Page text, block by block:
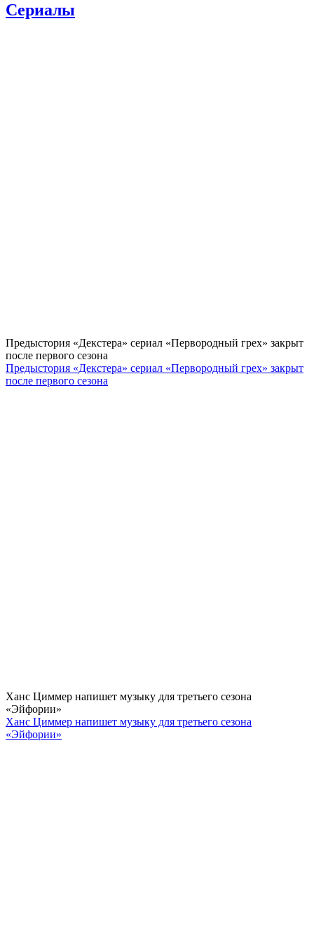
Сериалы
Предыстория «Декстера» сериал «Первородный грех» закрыт
после первого сезона
Предыстория «Декстера» сериал «Первородный грех» закрыт
после первого сезона
Ханс Циммер напишет музыку для третьего сезона
«Эйфории»
Ханс Циммер напишет музыку для третьего сезона
«Эйфории»